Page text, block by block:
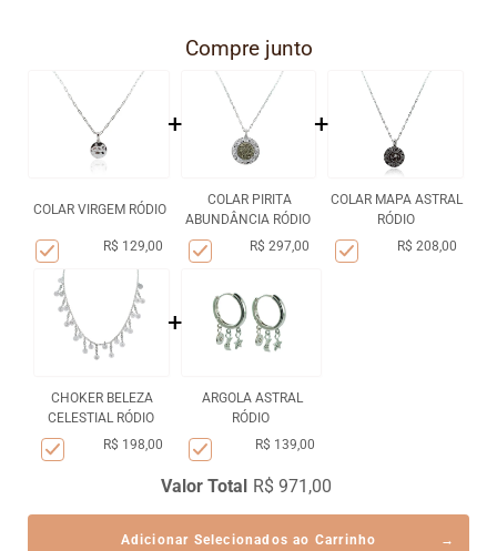
Compre junto
COLAR VIRGEM RÓDIO
R$ 129,00
+
COLAR PIRITA
ABUNDÂNCIA RÓDIO
R$ 297,00
+
COLAR MAPA ASTRAL
RÓDIO
R$ 208,00
CHOKER BELEZA
CELESTIAL RÓDIO
R$ 198,00
+
ARGOLA ASTRAL
RÓDIO
R$ 139,00
Valor Total R$ 971,00
Adicionar Selecionados ao Carrinho